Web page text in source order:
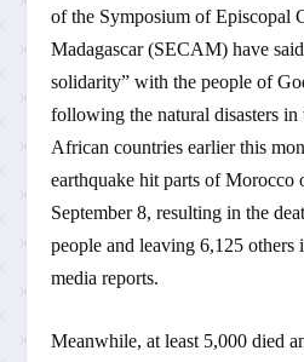
of the Symposium of Episcopal
Madagascar (SECAM) have
solidarity” with the people of
following the natural disasters
African countries earlier this
earthquake hit parts of Morocco
September 8, resulting in the
people and leaving 6,125 others
media reports.
Meanwhile, at least 5,000 died